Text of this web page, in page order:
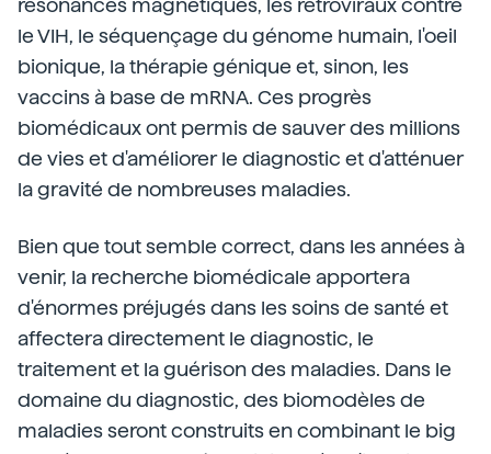
résonances magnétiques, les rétroviraux contre
le VIH, le séquençage du génome humain, l'oeil
bionique, la thérapie génique et, sinon, les
vaccins à base de mRNA. Ces progrès
biomédicaux ont permis de sauver des millions
de vies et d'améliorer le diagnostic et d'atténuer
la gravité de nombreuses maladies.
Bien que tout semble correct, dans les années à
venir, la recherche biomédicale apportera
d'énormes préjugés dans les soins de santé et
affectera directement le diagnostic, le
traitement et la guérison des maladies. Dans le
domaine du diagnostic, des biomodèles de
maladies seront construits en combinant le big